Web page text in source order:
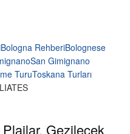
Bologna RehberiBolognese
San Gimignano
TuruToskana Turları
Gezilecek